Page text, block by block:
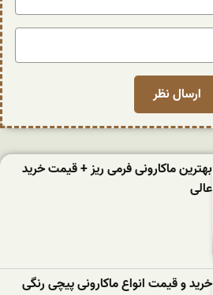
بهترین ماکارونی فرمی ریز + قیمت خرید
عالی
خرید و قیمت انواع ماکارونی پیچی رنگی